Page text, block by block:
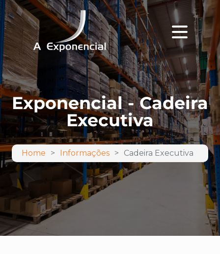
Exponencial - Cadeira
Executiva
Home Informações Cadeira Executiva